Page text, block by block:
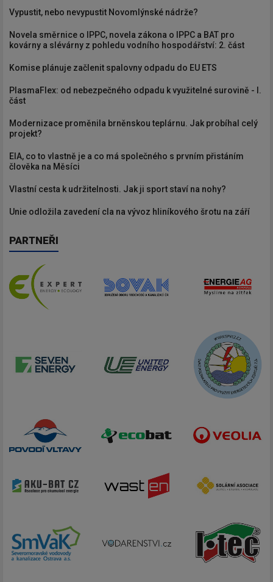
Vypustit, nebo nevypustit Novomlýnské nádrže?
Novela směrnice o IPPC, novela zákona o IPPC a BAT pro
kovárny a slévárny z pohledu vodního hospodářství: 2. část
Komise plánuje začlenit spalovny odpadu do EU ETS
PlasmaFlex: od nebezpečného odpadu k využitelné surovině - I.
část
Modernizace proměnila brněnskou teplárnu. Jak probíhal celý
projekt?
EIA, co to vlastně je a co má společného s prvním přistáním
člověka na Měsíci
Vlastní cesta k udržitelnosti. Jak ji sport staví na nohy?
Unie odložila zavedení cla na vývoz hliníkového šrotu na září
PARTNEŘI